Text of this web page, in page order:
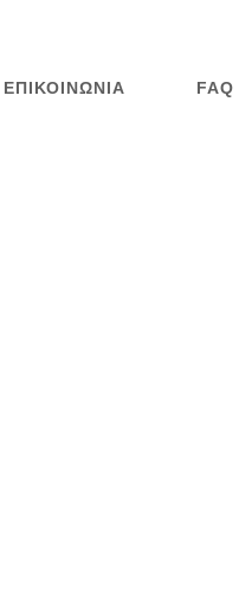
ΕΠΙΚΟΙΝΩΝΊΑ FAQ